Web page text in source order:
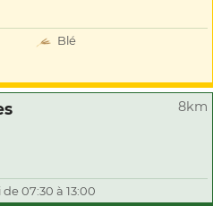
Blé
8km
07:30 à 13:00